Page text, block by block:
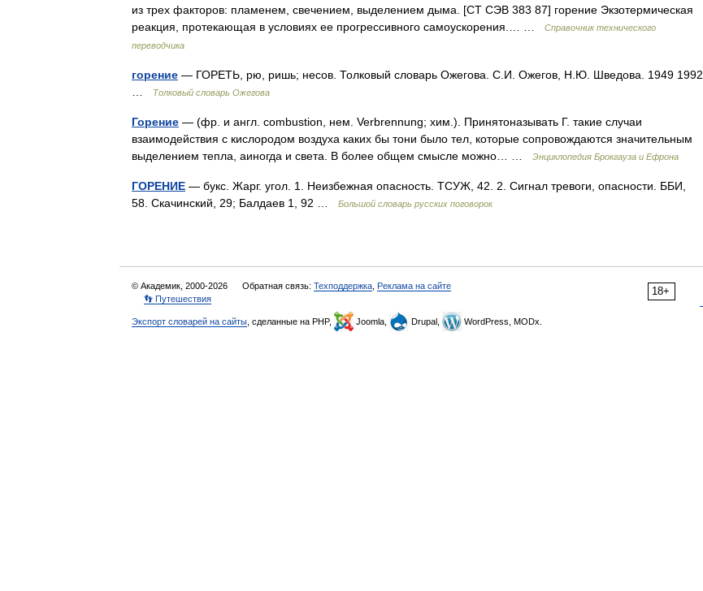
из трех факторов: пламенем, свечением, выделением дыма. [СТ СЭВ 383 87] горение Экзотермическая
реакция, протекающая в условиях ее прогрессивного самоускорения.… …
Справочник технического
переводчика
горение — ГОРЕТЬ, рю, ришь; несов. Толковый словарь Ожегова. С.И. Ожегов, Н.Ю. Шведова. 1949 1992
Толковый словарь Ожегова
Горение — (фр. и англ. combustion, нем. Verbrennung; хим.). Принятоназывать Г. такие случаи
взаимодействия с кислородом воздуха каких бы тони было тел, которые сопровождаются значительным
выделением тепла, аиногда и света. В более общем смысле можно… …
Энциклопедия Брокгауза и Ефрона
ГОРЕНИЕ — букс. Жарг. угол. 1. Неизбежная опасность. ТСУЖ, 42. 2. Сигнал тревоги, опасности. ББИ,
58. Скачинский, 29; Балдаев 1, 92 …
Большой словарь русских поговорок
18+
© Академик, 2000-2026 Обратная связь: Техподдержка Реклама на сайте
👣 Путешествия
Экспорт словарей на сайты , сделанные на PHP, Joomla, Drupal, WordPress, MODx.